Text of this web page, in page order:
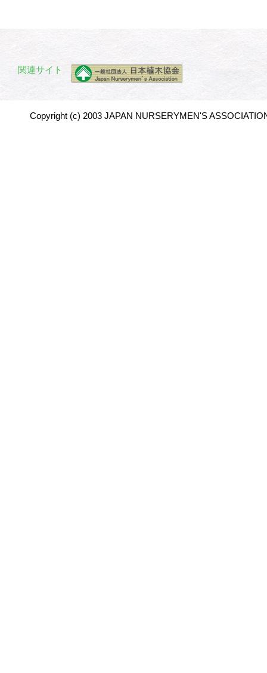
関連サイト
Copyright (c) 2003 JAPAN NURSERYMEN'S